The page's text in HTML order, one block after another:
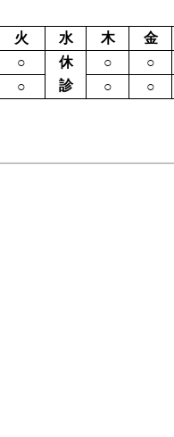
火 水 木
金
○ 休 ○
○
○ 診 ○ ○